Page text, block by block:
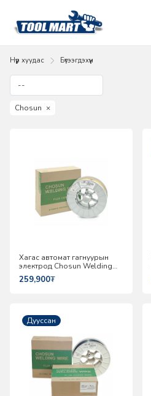
Нүүр хуудас Бүтээгдэхүүн
Chosun ×
Хагас автомат гагнуурын
электрод Chosun Welding
CSF-71S
259,900₮
Дууссан